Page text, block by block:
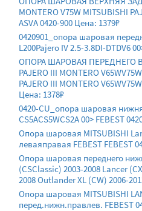
MONTERO V75W MITSUBISHI
ASVA 0420-900 Цена: 1379₽
0420901_опора шаровая
L200Pajero IV 2.5-3.8DI-DTDV6
ОПОРА ШАРОВАЯ ПЕРЕДНЕГО
PAJERO III MONTERO
PAJERO III MONTERO
Цена: 1378₽
0420-CU_опора шаровая
CS5ACS5WCS2A 00> FEBEST
Опора шаровая MITSUBISHI
леваяправая FEBEST FEBEST
Опора шаровая переднего
(CSClassic) 2003-2008 Lancer
2008 Outlander XL (CW) 2006-
Опора шаровая MITSUBISHI
перед.нижн.правлев. FEBEST